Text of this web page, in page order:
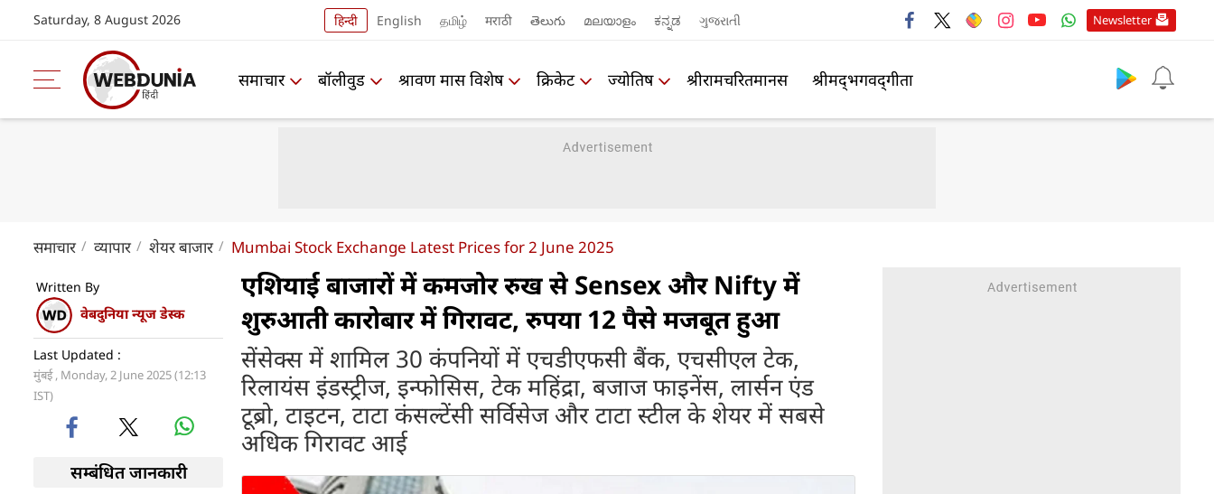
Saturday, 8 August 2026 हिन्दी English தமிழ் मराठी తెలుగు മലയാളം ಕನ್ನಡ ગુજરાતી Newsletter
समाचार बॉलीवुड श्रावण मास विशेष क्रिकेट ज्योतिष श्रीरामचरितमानस श्रीमद्‍भगवद्‍गीता
समाचार व्यापार शेयर बाजार Mumbai Stock Exchange Latest Prices for 2 June 2025
Written By
वेबदुनिया न्यूज डेस्क
Last Updated :
मुंबई , Monday, 2 June 2025 (12:13
IST)
सम्बंधित जानकारी
एशियाई बाजारों में कमजोर रुख से Sensex और Nifty में
शुरुआती कारोबार में गिरावट, रुपया 12 पैसे मजबूत हुआ
सेंसेक्स में शामिल 30 कंपनियों में एचडीएफसी बैंक, एचसीएल टेक,
रिलायंस इंडस्ट्रीज, इन्फोसिस, टेक महिंद्रा, बजाज फाइनेंस, लार्सन एंड
टूब्रो, टाइटन, टाटा कंसल्टेंसी सर्विसेज और टाटा स्टील के शेयर में सबसे
अधिक गिरावट आई